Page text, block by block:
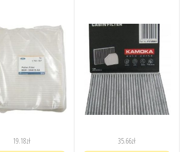
19.18zł 35.66zł